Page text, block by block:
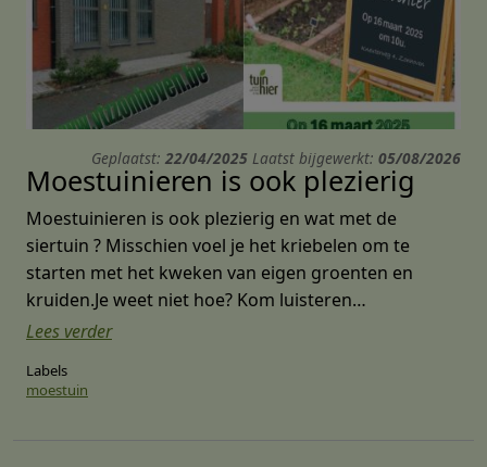
Geplaatst: 22/04/2025 Laatst bijgewerkt: 05/08/2026
Moestuinieren is ook plezierig
Moestuinieren is ook plezierig en wat met de
siertuin ? Misschien voel je het kriebelen om te
starten met het kweken van eigen groenten en
kruiden.Je weet niet hoe? Kom luisteren…
Lees verder
Labels
moestuin